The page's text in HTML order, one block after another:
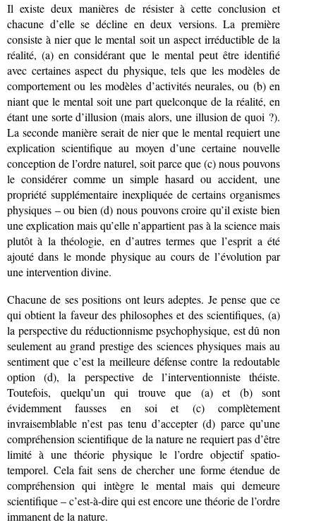
Il existe deux manières de résister à cette conclusion et
chacune d’elle se décline en deux versions. La première
consiste à nier que le mental soit un aspect irréductible de la
réalité, (a) en considérant que le mental peut être identifié
avec certaines aspect du physique, tels que les modèles de
comportement ou les modèles d’activités neurales, ou (b) en
niant que le mental soit une part quelconque de la réalité, en
étant une sorte d’illusion (mais alors, une illusion de quoi ?).
La seconde manière serait de nier que le mental requiert une
explication scientifique au moyen d’une certaine nouvelle
conception de l’ordre naturel, soit parce que (c) nous pouvons
le considérer comme un simple hasard ou accident, une
propriété supplémentaire inexpliquée de certains organismes
physiques – ou bien (d) nous pouvons croire qu’il existe bien
une explication mais qu’elle n’appartient pas à la science mais
plutôt à la théologie, en d’autres termes que l’esprit a été
ajouté dans le monde physique au cours de l’évolution par
une intervention divine.
Chacune de ses positions ont leurs adeptes. Je pense que ce
qui obtient la faveur des philosophes et des scientifiques, (a)
la perspective du réductionnisme psychophysique, est dû non
seulement au grand prestige des sciences physiques mais au
sentiment que c’est la meilleure défense contre la redoutable
option (d), la perspective de l’interventionniste théiste.
Toutefois, quelqu’un qui trouve que (a) et (b) sont
évidemment fausses en soi et (c) complètement
invraisemblable n’est pas tenu d’accepter (d) parce qu’une
compréhension scientifique de la nature ne requiert pas d’être
limité à une théorie physique le l’ordre objectif spatio-
temporel. Cela fait sens de chercher une forme étendue de
compréhension qui intègre le mental mais qui demeure
scientifique – c’est-à-dire qui est encore une théorie de l’ordre
immanent de la nature.